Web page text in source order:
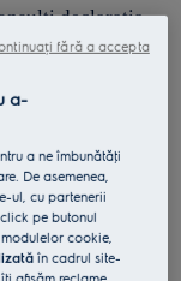
declaraţia
a-
a ne îmbunătăţi
De asemenea,
ul, cu partenerii
pe butonul
cookie,
în cadrul site-
afișăm reclame
fără a accepta